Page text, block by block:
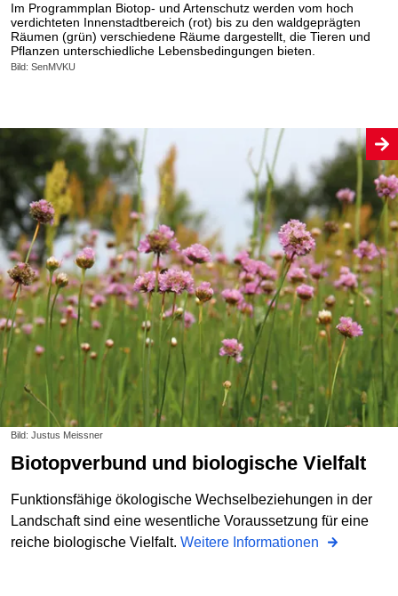
Im Programmplan Biotop- und Artenschutz werden vom hoch
verdichteten Innenstadtbereich (rot) bis zu den waldgeprägten
Räumen (grün) verschiedene Räume dargestellt, die Tieren und
Pflanzen unterschiedliche Lebensbedingungen bieten.
Bild: SenMVKU
Bild: Justus Meissner
Biotopverbund und biologische Vielfalt
Funktionsfähige ökologische Wechselbeziehungen in der
Landschaft sind eine wesentliche Voraussetzung für eine
reiche biologische Vielfalt. Weitere Informationen